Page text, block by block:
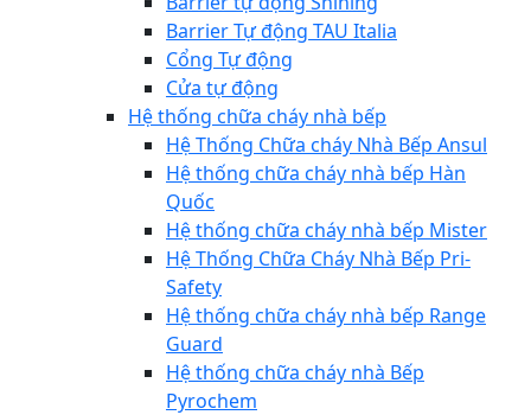
Barrier Tự động TAU Italia
Cổng Tự động
Cửa tự động
Hệ thống chữa cháy nhà bếp
Hệ Thống Chữa cháy Nhà Bếp Ansul
Hệ thống chữa cháy nhà bếp Hàn
Quốc
Hệ thống chữa cháy nhà bếp Mister
Hệ Thống Chữa Cháy Nhà Bếp Pri-
Safety
Hệ thống chữa cháy nhà bếp Range
Guard
Hệ thống chữa cháy nhà Bếp
Pyrochem